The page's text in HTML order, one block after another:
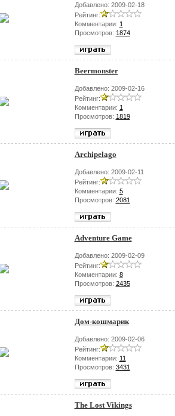
Добавлено: 2009-02-18
Рейтинг:
Комментарии: 1
Просмотров: 1874
Beermonster
Добавлено: 2009-02-16
Рейтинг:
Комментарии: 1
Просмотров: 1819
Archipelago
Добавлено: 2009-02-11
Рейтинг:
Комментарии: 5
Просмотров: 2081
Adventure Game
Добавлено: 2009-02-09
Рейтинг:
Комментарии: 8
Просмотров: 2435
Дом-кошмарик
Добавлено: 2009-02-06
Рейтинг:
Комментарии: 11
Просмотров: 3431
The Lost Vikings